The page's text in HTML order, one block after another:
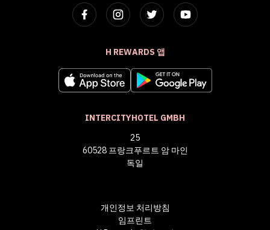
H REWARDS 앱
INTERCITYHOTEL GMBH
25
60528 프랑크푸르트 암 마인
독일
개인정보 처리방침
임프린트